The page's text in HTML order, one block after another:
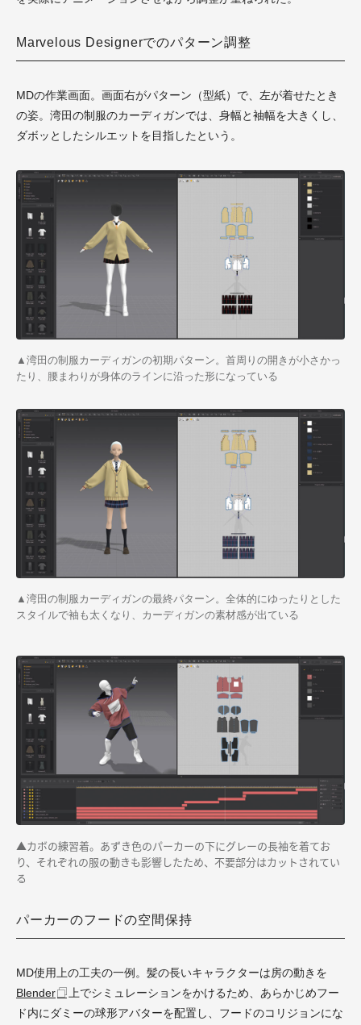
Marvelous Designerでのパターン調整
MDの作業画面。画面右がパターン（型紙）で、左が着せたとき
の姿。湾田の制服のカーディガンでは、身幅と袖幅を大きくし、
ダボッとしたシルエットを目指したという。
▲湾田の制服カーディガンの初期パターン。首周りの開きが小さかっ
たり、腰まわりが身体のラインに沿った形になっている
▲湾田の制服カーディガンの最終パターン。全体的にゆったりとした
スタイルで袖も太くなり、カーディガンの素材感が出ている
▲カボの練習着。あずき色のパーカーの下にグレーの長袖を着てお
り、それぞれの服の動きも影響したため、不要部分はカットされてい
る
パーカーのフードの空間保持
MD使用上の工夫の一例。髪の長いキャラクターは房の動きを
Blender
上でシミュレーションをかけるため、あらかじめフー
ド内にダミーの球形アバターを配置し、フードのコリジョンにな